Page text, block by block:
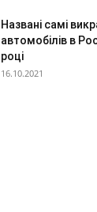
Названі самі
автомобілів в
році
16.10.2021